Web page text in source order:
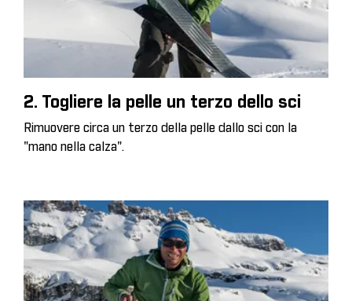
2. Togliere la pelle un terzo dello sci
Rimuovere circa un terzo della pelle dallo sci con la
"mano nella calza".